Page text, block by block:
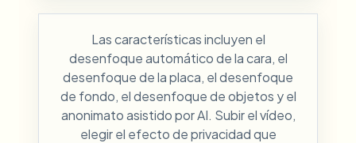
Las características incluyen el
desenfoque automático de la cara, el
desenfoque de la placa, el desenfoque
de fondo, el desenfoque de objetos y el
anonimato asistido por AI. Subir el vídeo,
elegir el efecto de privacidad que